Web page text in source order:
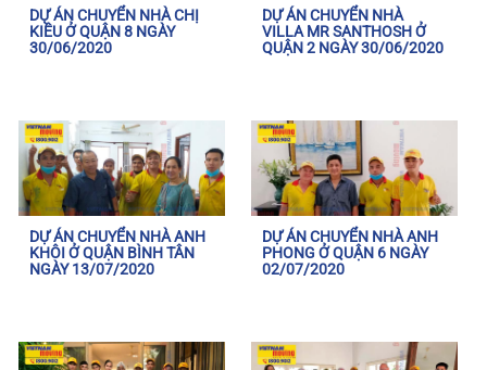
DỰ ÁN CHUYỂN NHÀ CHỊ
KIỀU Ở QUẬN 8 NGÀY
30/06/2020
DỰ ÁN CHUYỂN NHÀ
VILLA MR SANTHOSH Ở
QUẬN 2 NGÀY 30/06/2020
DỰ ÁN CHUYỂN NHÀ ANH
KHÔI Ở QUẬN BÌNH TÂN
NGÀY 13/07/2020
DỰ ÁN CHUYỂN NHÀ ANH
PHONG Ở QUẬN 6 NGÀY
02/07/2020